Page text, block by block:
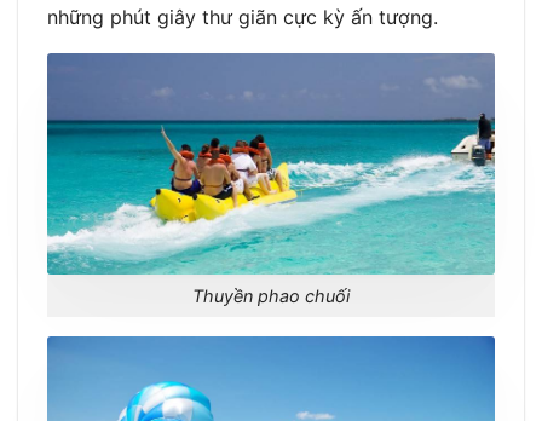
những phút giây thư giãn cực kỳ ấn tượng.
Thuyền phao chuối